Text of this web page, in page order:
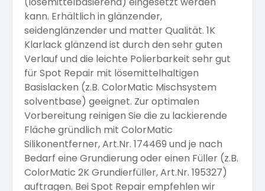
Öle für Außen
Pflege und Reinigung
Versiegelung für Beton
Pflege
Kalkfarben
Anti Schimmelfarbe
Isolierfarben
Latexfarben
Silikatfarben
Pflege und Reinigung
Spezialprodukte
Arbeitshandschuhe
Dichtmassen
Farbwalzen
Pinsel und Bürsten
Schleifmittel
kann. Erhältlich in glänzender,
seidenglänzender und matter Qualität. 1K
Klarlack glänzend ist durch den sehr guten
Verlauf und die leichte Polierbarkeit sehr gut
für Spot Repair mit lösemittelhaltigen
Basislacken (z.B. ColorMatic Mischsystem
solventbase) geeignet. Zur optimalen
Vorbereitung reinigen Sie die zu lackierende
Fläche gründlich mit ColorMatic
Silikonentferner, Art.Nr. 174469 und je nach
Bedarf eine Grundierung oder einen Füller (z.B.
ColorMatic 2K Grundierfüller, Art.Nr. 195327)
auftragen. Bei Spot Repair empfehlen wir